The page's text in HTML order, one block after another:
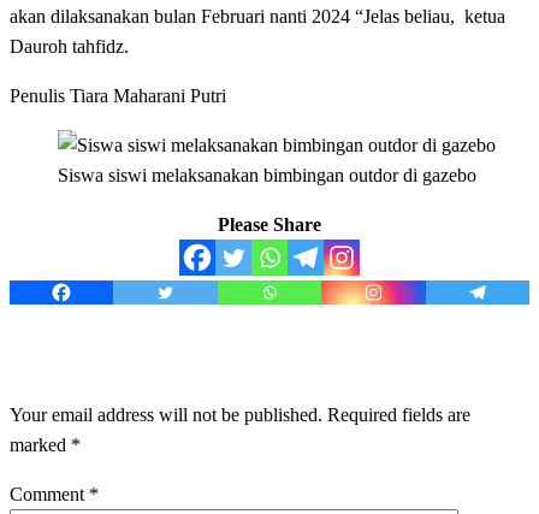
akan dilaksanakan bulan Februari nanti 2024 “Jelas beliau, ketua
Dauroh tahfidz.
Penulis Tiara Maharani Putri
Siswa siswi melaksanakan bimbingan outdor di gazebo
Please Share
Your email address will not be published. Required fields are
marked *
Comment *